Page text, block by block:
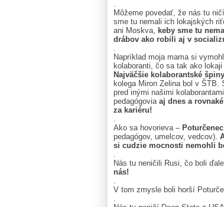
Môžeme povedať, že nás tu
sme tu nemali ich lokajských
ani Moskva,
keby sme tu
drábov ako robili aj v
Napríklad moja mama si
kolaboranti, čo sa tak ako
Najväčšie kolaborantské
kolega Miron Zelina bol v
pred inými našimi
pedagógovia aj dnes a
za kariéru!
Ako sa hovorieva –
pedagógov, umelcov, vedcov).
si cudzie mocnosti nemohli
Nás tu neničili Rusi, čo boli
nás!
V tom zmysle boli horší